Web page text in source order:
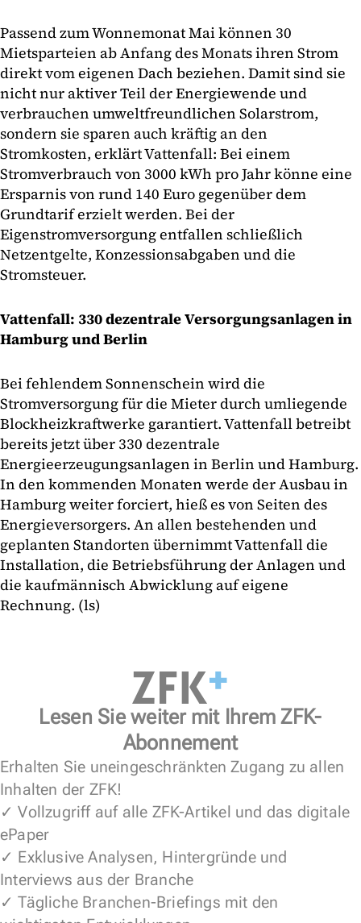
Passend zum Wonnemonat Mai können 30
Mietsparteien ab Anfang des Monats ihren Strom
direkt vom eigenen Dach beziehen. Damit sind sie
nicht nur aktiver Teil der Energiewende und
verbrauchen umweltfreundlichen Solarstrom,
sondern sie sparen auch kräftig an den
Stromkosten, erklärt Vattenfall: Bei einem
Stromverbrauch von 3000 kWh pro Jahr könne eine
Ersparnis von rund 140 Euro gegenüber dem
Grundtarif erzielt werden. Bei der
Eigenstromversorgung entfallen schließlich
Netzentgelte, Konzessionsabgaben und die
Stromsteuer.
Vattenfall: 330 dezentrale Versorgungsanlagen in
Hamburg und Berlin
Bei fehlendem Sonnenschein wird die
Stromversorgung für die Mieter durch umliegende
Blockheizkraftwerke garantiert. Vattenfall betreibt
bereits jetzt über 330 dezentrale
Energieerzeugungsanlagen in Berlin und Hamburg.
In den kommenden Monaten werde der Ausbau in
Hamburg weiter forciert, hieß es von Seiten des
Energieversorgers. An allen bestehenden und
geplanten Standorten übernimmt Vattenfall die
Installation, die Betriebsführung der Anlagen und
die kaufmännisch Abwicklung auf eigene
Rechnung. (ls)
Lesen Sie weiter mit Ihrem ZFK-
Abonnement
Erhalten Sie uneingeschränkten Zugang zu allen
Inhalten der ZFK!
✓ Vollzugriff auf alle ZFK-Artikel und das digitale
ePaper
✓ Exklusive Analysen, Hintergründe und
Interviews aus der Branche
✓ Tägliche Branchen-Briefings mit den